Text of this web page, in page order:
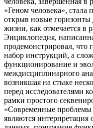
«Геном человека»,
открыв новые
жизни, как отмечается в
Энциклопедия,
продемонстрировал, что
набор инструкций, а
функционирование и
междисциплинарного
возникшая на стыке
перед исследователями
рамки простого
«Современные
являются